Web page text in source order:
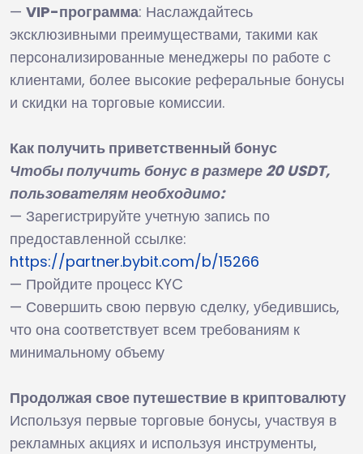
— VIP-программа: Наслаждайтесь
эксклюзивными преимуществами, такими как
персонализированные менеджеры по работе с
клиентами, более высокие реферальные бонусы
и скидки на торговые комиссии.
Как получить приветственный бонус
Чтобы получить бонус в размере 20 USDT,
пользователям необходимо:
— Зарегистрируйте учетную запись по
предоставленной ссылке:
https://partner.bybit.com/b/15266
— Пройдите процесс KYC
— Совершить свою первую сделку, убедившись,
что она соответствует всем требованиям к
минимальному объему
Продолжая свое путешествие в криптовалюту
Используя первые торговые бонусы, участвуя в
рекламных акциях и используя инструменты,